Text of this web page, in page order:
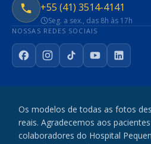
+55 (41) 3514-4141
Seg. a sex., das 8h às 17h
NOSSAS REDES SOCIAIS
FacebookInstagram
TikTokYouTubeLinkedIn
Os modelos de todas as fotos
reais. Agradecemos aos
colaboradores do Hospital